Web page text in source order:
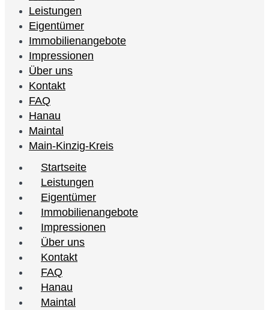
Leistungen
Eigentümer
Immobilienangebote
Impressionen
Über uns
Kontakt
FAQ
Hanau
Maintal
Main-Kinzig-Kreis
Startseite
Leistungen
Eigentümer
Immobilienangebote
Impressionen
Über uns
Kontakt
FAQ
Hanau
Maintal